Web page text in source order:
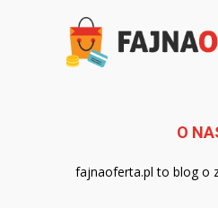
O
fajnaoferta.pl to blog o